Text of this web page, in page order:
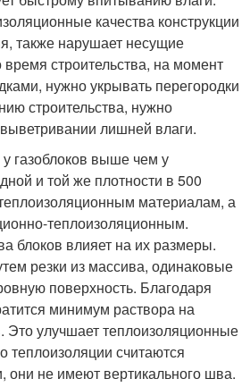
качества конструкции
также нарушает несущие
строительства, на момент
нужно укрывать перегородки
строительства, нужно
лишней влаги.
газоблоков выше чем у
и той же плотности в 500
материалам, а
теплоизоляционным.
блоков влияет на их размеры.
резки из массива, одинаковые
поверхность. Благодаря
минимум раствора на
улучшает теплоизоляционные
теплоизоляции считаются
они не имеют вертикального шва.